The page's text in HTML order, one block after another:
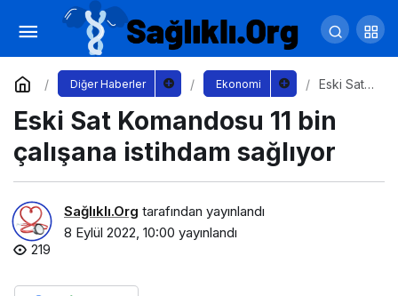
Diğer Haberler Ekonomi
Eski Sat
su 11 bin
çalışana
istihdam
sağlıyor
Eski Sat Komandosu 11 bin
çalışana istihdam sağlıyor
Sağlıklı.Org tarafından yayınlandı
8 Eylül 2022, 10:00 yayınlandı
219
Küresel endişeler inşaat malzemeleri
ihracatını baskılıyor
Yorum Yap Paylaş